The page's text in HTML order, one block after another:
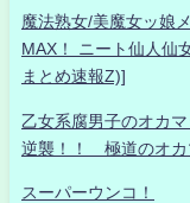
魔法熟女/美魔女ッ娘
MAX！ ニート仙人仙
まとめ速報Z)]
乙女系腐男子のオカ
逆襲！！ 極道のオカ
スーパーウンコ！